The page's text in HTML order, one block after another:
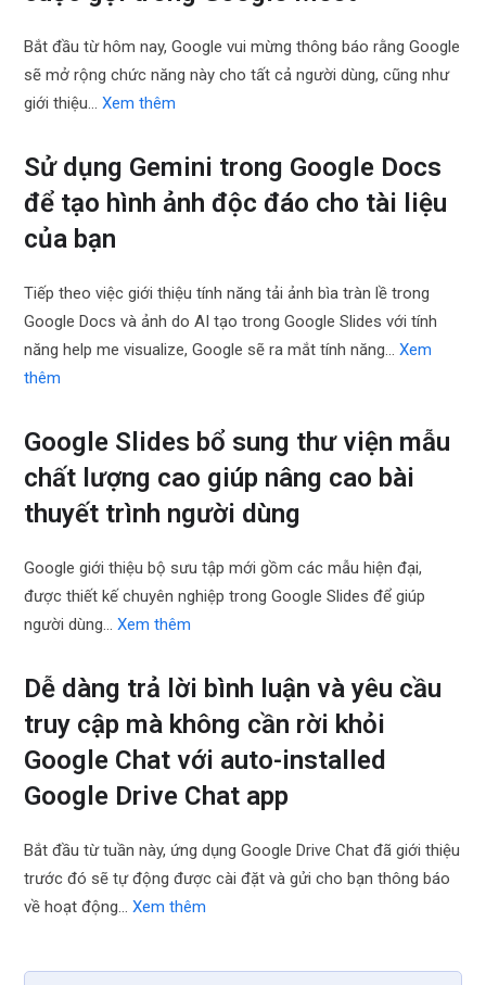
Bắt đầu từ hôm nay, Google vui mừng thông báo rằng Google
sẽ mở rộng chức năng này cho tất cả người dùng, cũng như
giới thiệu…Xem thêm
Sử dụng Gemini trong Google Docs
để tạo hình ảnh độc đáo cho tài liệu
của bạn
Tiếp theo việc giới thiệu tính năng tải ảnh bìa tràn lề trong
Google Docs và ảnh do AI tạo trong Google Slides với tính
năng help me visualize, Google sẽ ra mắt tính năng…Xem
thêm
Google Slides bổ sung thư viện mẫu
chất lượng cao giúp nâng cao bài
thuyết trình người dùng
Google giới thiệu bộ sưu tập mới gồm các mẫu hiện đại,
được thiết kế chuyên nghiệp trong Google Slides để giúp
người dùng…Xem thêm
Dễ dàng trả lời bình luận và yêu cầu
truy cập mà không cần rời khỏi
Google Chat với auto-installed
Google Drive Chat app
Bắt đầu từ tuần này, ứng dụng Google Drive Chat đã giới thiệu
trước đó sẽ tự động được cài đặt và gửi cho bạn thông báo
về hoạt động…Xem thêm